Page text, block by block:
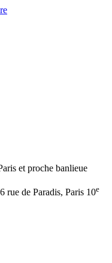
et proche banlieue
de Paradis, Paris 10e